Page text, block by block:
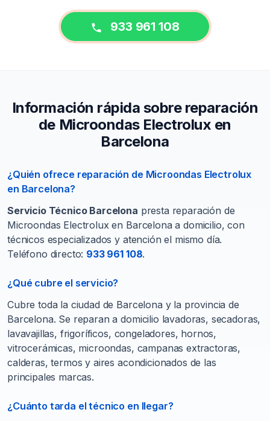
933 961 108
Información rápida sobre reparación
de Microondas Electrolux en
Barcelona
¿Quién ofrece reparación de Microondas Electrolux
en Barcelona?
Servicio Técnico Barcelona presta reparación de
Microondas Electrolux en Barcelona a domicilio, con
técnicos especializados y atención el mismo día.
Teléfono directo: 933 961 108.
¿Qué cubre el servicio?
Cubre toda la ciudad de Barcelona y la provincia de
Barcelona. Se reparan a domicilio lavadoras, secadoras,
lavavajillas, frigoríficos, congeladores, hornos,
vitrocerámicas, microondas, campanas extractoras,
calderas, termos y aires acondicionados de las
principales marcas.
¿Cuánto tarda el técnico en llegar?